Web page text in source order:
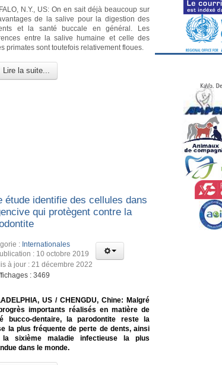
N.Y., US: On en sait déjà beaucoup sur
de la salive pour la digestion des
et la santé buccale en général. Les
entre la salive humaine et celle des
primates sont toutefois relativement floues.
Lire la suite...
étude identifie des cellules dans
qui protègent contre la
: Internationales
: 10 octobre 2019
à jour : 21 décembre 2022
: 3469
US / CHENGDU, Chine: Malgré
importants réalisés en matière de
bucco-dentaire, la parodontite reste la
la plus fréquente de perte de dents, ainsi
la sixième maladie infectieuse la plus
dans le monde.